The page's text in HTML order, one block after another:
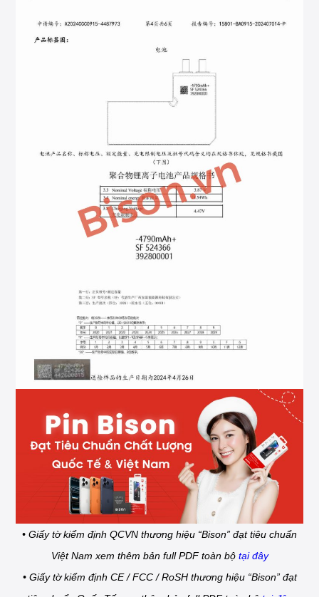
• Giấy tờ kiểm định QCVN thương hiệu “Bison” đạt tiêu chuẩn
Việt Nam xem thêm bản full PDF toàn bộ tại đây
• Giấy tờ kiểm định CE / FCC / RoSH thương hiệu “Bison” đạt